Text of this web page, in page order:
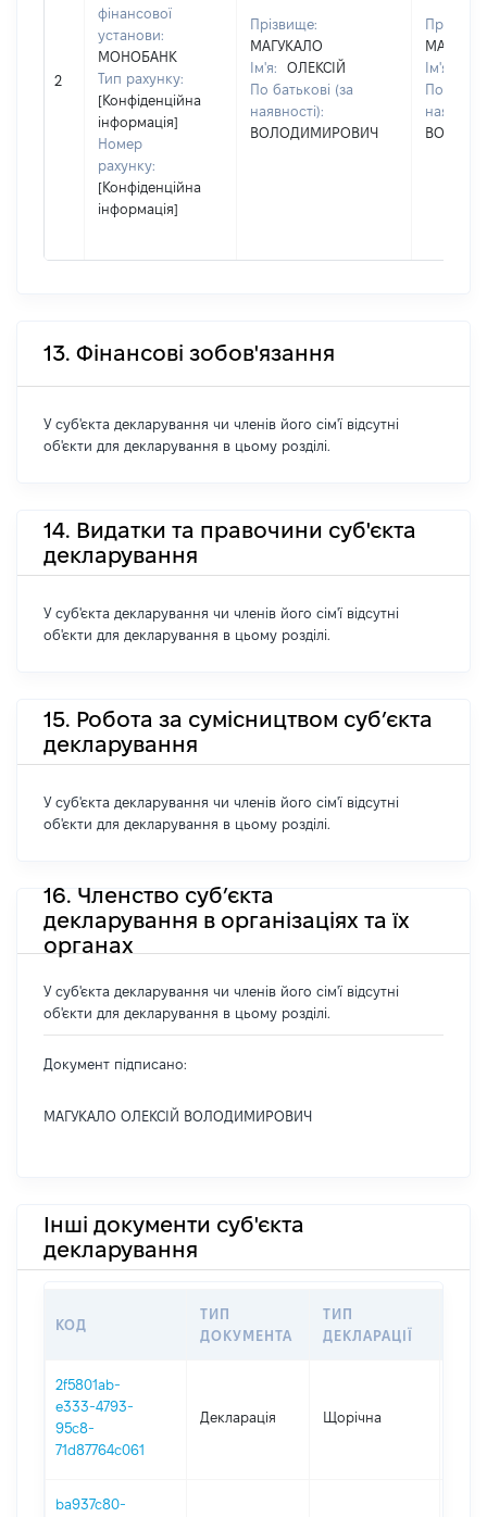
2
фінансової
установи:
МОНОБАНК
Тип рахунку:
[Конфіденційна
інформація]
Номер
рахунку:
[Конфіденційна
інформація]
Прізвище:
МАГУКАЛО
Ім'я:
ОЛЕКСІЙ
По батькові (за
наявності):
ВОЛОДИМИРОВИЧ
Ім'я:
По
13. Фінансові зобов'язання
У суб'єкта декларування чи членів його сім'ї відсутні
об'єкти для декларування в цьому розділі.
14. Видатки та правочини суб'єкта
декларування
У суб'єкта декларування чи членів його сім'ї відсутні
об'єкти для декларування в цьому розділі.
15. Робота за сумісництвом суб’єкта
декларування
У суб'єкта декларування чи членів його сім'ї відсутні
об'єкти для декларування в цьому розділі.
16. Членство суб’єкта
декларування в організаціях та їх
органах
У суб'єкта декларування чи членів його сім'ї відсутні
об'єкти для декларування в цьому розділі.
Документ підписано:
МАГУКАЛО ОЛЕКСІЙ ВОЛОДИМИРОВИЧ
Інші документи суб'єкта
декларування
КОД
ТИП
ДОКУМЕНТА
ТИП
ДЕКЛАРАЦІЇ
2f5801ab-
e333-4793-
95c8-
71d87764c061
Декларація Щорічна
ba937c80-